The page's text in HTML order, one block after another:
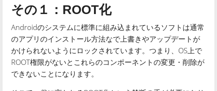
その１：ROOT化
Androidのシステムに標準に組み込まれているソフトは通常
のアプリのインストール方法なで上書きやアップデートが
かけられないようにロックされています。つまり、OS上で
ROOT権限がないとこれらのコンポーネントの変更・削除が
できないことになります。